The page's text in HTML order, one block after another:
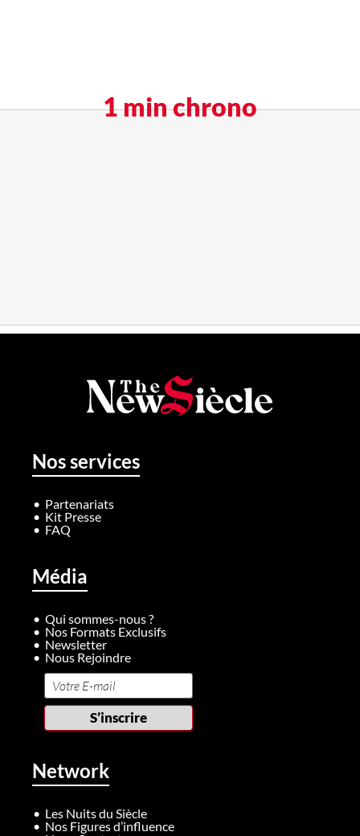
1 min chrono
Nos services
Partenariats
Kit Presse
FAQ
Média
Qui sommes-nous ?
Nos Formats Exclusifs
Newsletter
Nous Rejoindre
Network
Les Nuits du Siècle
Nos Figures d’influence